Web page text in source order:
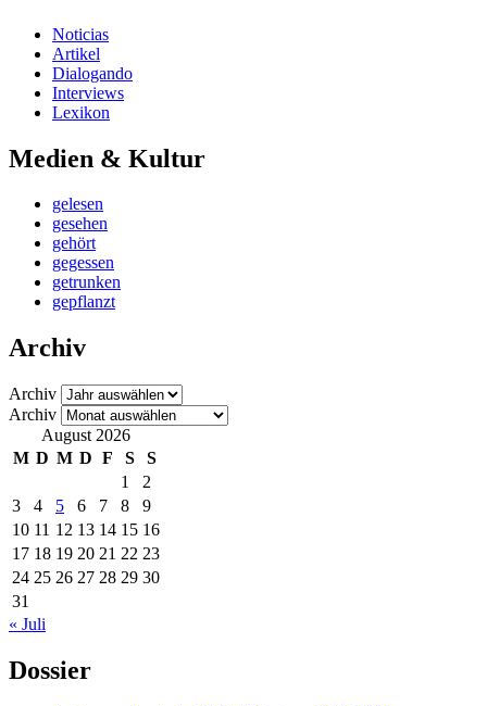
Noticias
Artikel
Dialogando
Interviews
Lexikon
Medien & Kultur
gelesen
gesehen
gehört
gegessen
getrunken
gepflanzt
Archiv
Archiv
Archiv
August 2026
M D M D F S
S
1
2
3
4 5 6 7 8
9
10 11 12 13 14 15 16
17 18 19 20 21 22 23
24 25 26 27 28 29 30
31
« Juli
Dossier